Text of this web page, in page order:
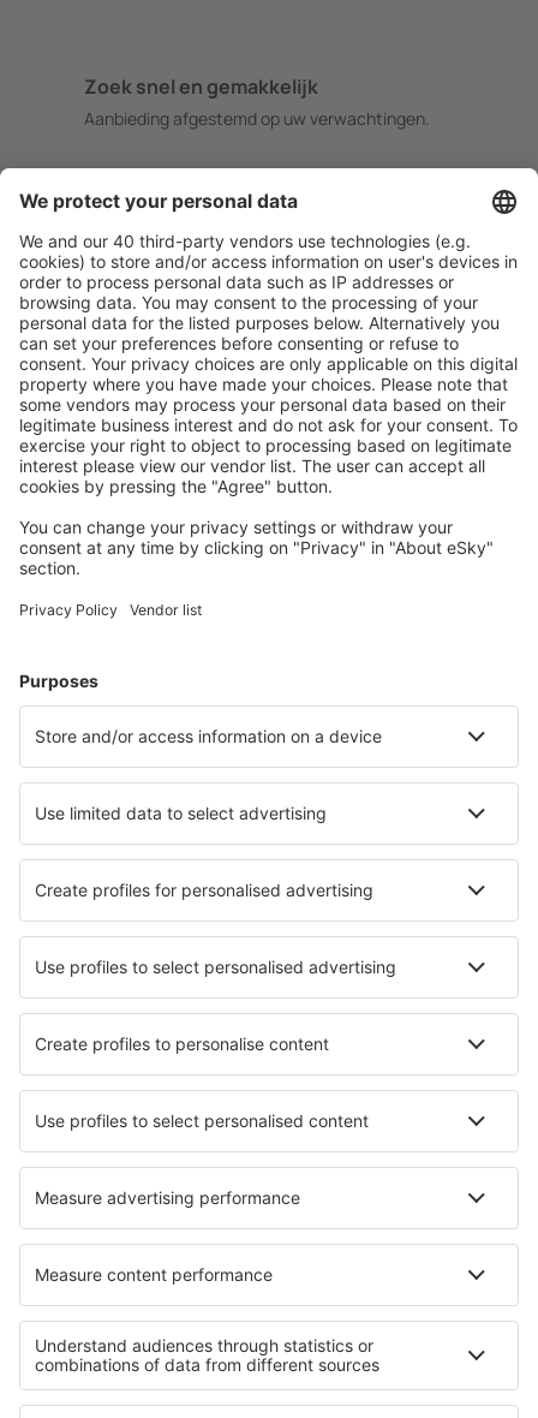
Zoek snel en gemakkelijk
Aanbieding afgestemd op uw verwachtingen.
Plan veilig
Bespaar meer
Reisaanbiedingen en speciale aanbiedingen voor
geregistreerde gebruikers.
Accommodaties die u bevallen
Kies uit meer dan 1,3 miljoen accommodaties: hotels,
jeugdherbergen, appartementen en meer.
Meest gezochte hotels door eSky-gebruikers
Hotels in Brazilië - Populaire steden
Hotels in Florianópolis Hotels in Cabo Frio
Hotels in Alto Paraíso de Goiás Hotels in Foz do Iguaçu
Hotels in Touros Hotels in Aparecida
Beste hotels - steden
Hotels in Berrocal Hotels in Columbus
Hotels Senneterre Hotels in Schwenheim
Hotels in Verona Hotels in Norfolk Hotels in Murter
Hotels in Val Morin
Beste hotels - regio's
Hotels bij de Watervallen van de Iguaçu Hotels in Copacabana
Hotels in Praia do Forte Hotels in Ipanema
Hotels in Florianópolis Hotels in Alaska